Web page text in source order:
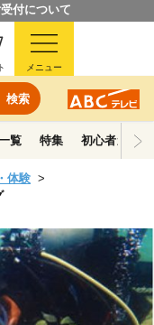
付について
検索
メニュー
覧 特集 初心者ガイド
体験